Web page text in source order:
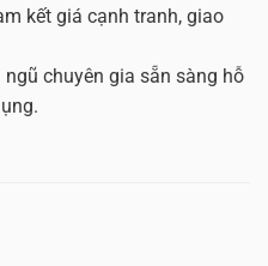
kết giá cạnh tranh, giao
chuyên gia sẵn sàng hỗ